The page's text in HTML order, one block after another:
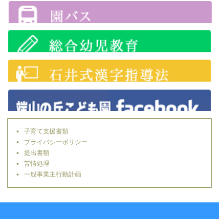
子育て支援書類
プライバシーポリシー
提出書類
苦情処理
一般事業主行動計画